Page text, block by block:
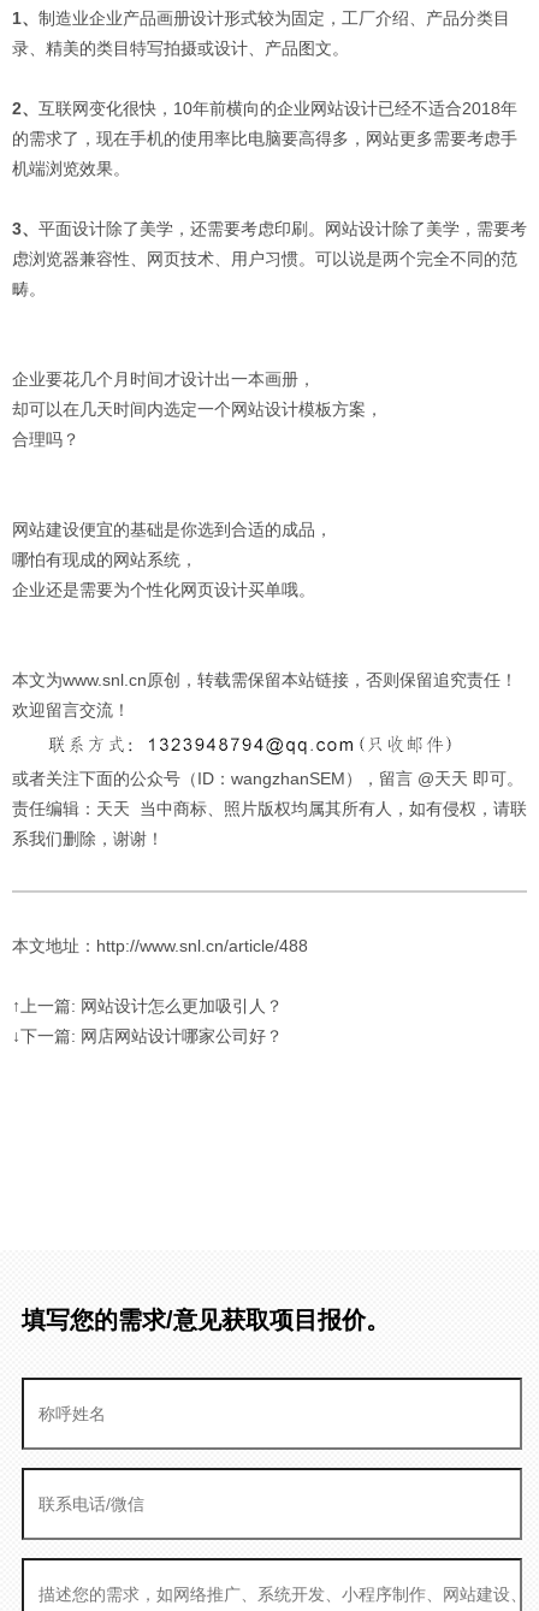
1、 制造业企业产品画册设计形式较为固定，工厂介绍、产品分类目
录、精美的类目特写拍摄或设计、产品图文。
2、 互联网变化很快，10年前横向的企业网站设计已经不适合2018年
的需求了，现在手机的使用率比电脑要高得多，网站更多需要考虑手
机端浏览效果。
3、 平面设计除了美学，还需要考虑印刷。网站设计除了美学，需要考
虑浏览器兼容性、网页技术、用户习惯。可以说是两个完全不同的范
畴。
企业要花几个月时间才设计出一本画册，
却可以在几天时间内选定一个网站设计模板方案，
合理吗？
网站建设便宜的基础是你选到合适的成品，
哪怕有现成的网站系统，
企业还是需要为个性化网页设计买单哦。
本文为www.snl.cn原创，转载需保留本站链接，否则保留追究责任！
欢迎留言交流！
或者关注下面的公众号（ID：wangzhanSEM），留言 @天天 即可。
责任编辑：天天 当中商标、照片版权均属其所有人，如有侵权，请联
系我们删除，谢谢！
本文地址：http://www.snl.cn/article/488
↑上一篇: 网站设计怎么更加吸引人？
↓下一篇: 网店网站设计哪家公司好？
填写您的需求/意见获取项目报价。